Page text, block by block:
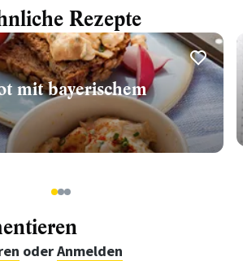
Rezepte
mit bayerischem
123
oderAnmelden